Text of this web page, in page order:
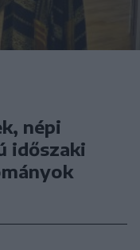
népi
időszaki